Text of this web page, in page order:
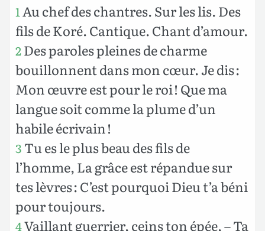
1 Au chef des chantres. Sur les lis. Des
fils de Koré. Cantique. Chant d’amour.
2Des paroles pleines de charme
bouillonnent dans mon cœur. Je dis :
Mon œuvre est pour le roi ! Que ma
langue soit comme la plume d’un
habile écrivain !
3 Tu es le plus beau des fils de
l’homme, La grâce est répandue sur
tes lèvres : C’est pourquoi Dieu t’a béni
pour toujours.
4Vaillant guerrier, ceins ton épée, – Ta